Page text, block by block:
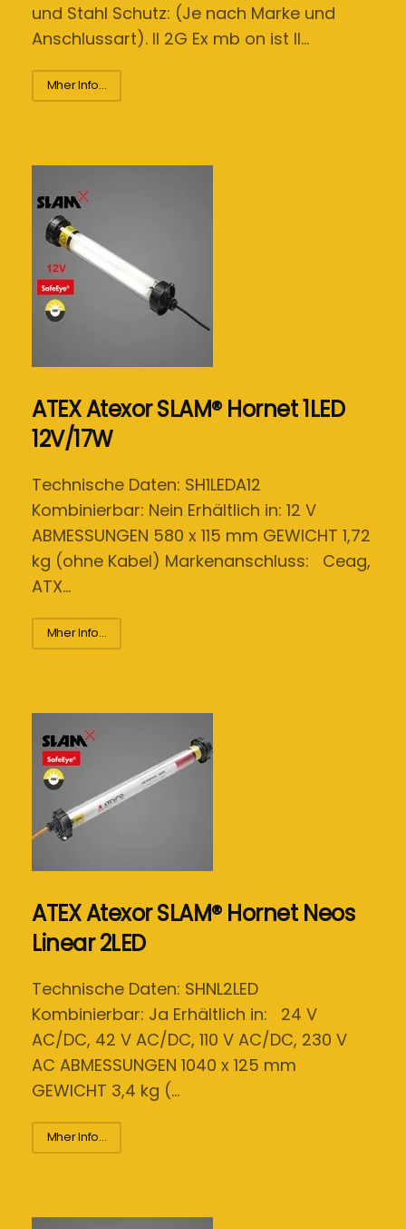
und Stahl Schutz: (Je nach Marke und
Anschlussart). II 2G Ex mb on ist II…
Mher Info...
ATEX Atexor SLAM® Hornet 1LED
12V/17W
Technische Daten: SH1LEDA12
Kombinierbar: Nein Erhältlich in: 12 V
ABMESSUNGEN 580 x 115 mm GEWICHT 1,72
kg (ohne Kabel) Markenanschluss: Ceag,
ATX…
Mher Info...
ATEX Atexor SLAM® Hornet Neos
Linear 2LED
Technische Daten: SHNL2LED
Kombinierbar: Ja Erhältlich in: 24 V
AC/DC, 42 V AC/DC, 110 V AC/DC, 230 V
AC ABMESSUNGEN 1040 x 125 mm
GEWICHT 3,4 kg (…
Mher Info...